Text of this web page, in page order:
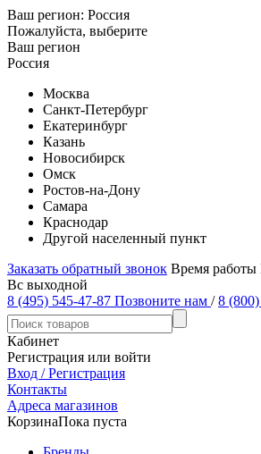
Ваш регион: Россия
Пожалуйста, выберите
Ваш регион
Россия
Москва
Санкт-Петербург
Екатеринбург
Казань
Новосибирск
Омск
Ростов-на-Дону
Самара
Краснодар
Другой населенный пункт
Заказать обратный звонок Время
Вс выходной
8 (495) 545-47-87 Позвоните нам / 8
Кабинет
Регистрация или войти
Вход / Регистрация
Контакты
Адреса магазинов
КорзинаПока пуста